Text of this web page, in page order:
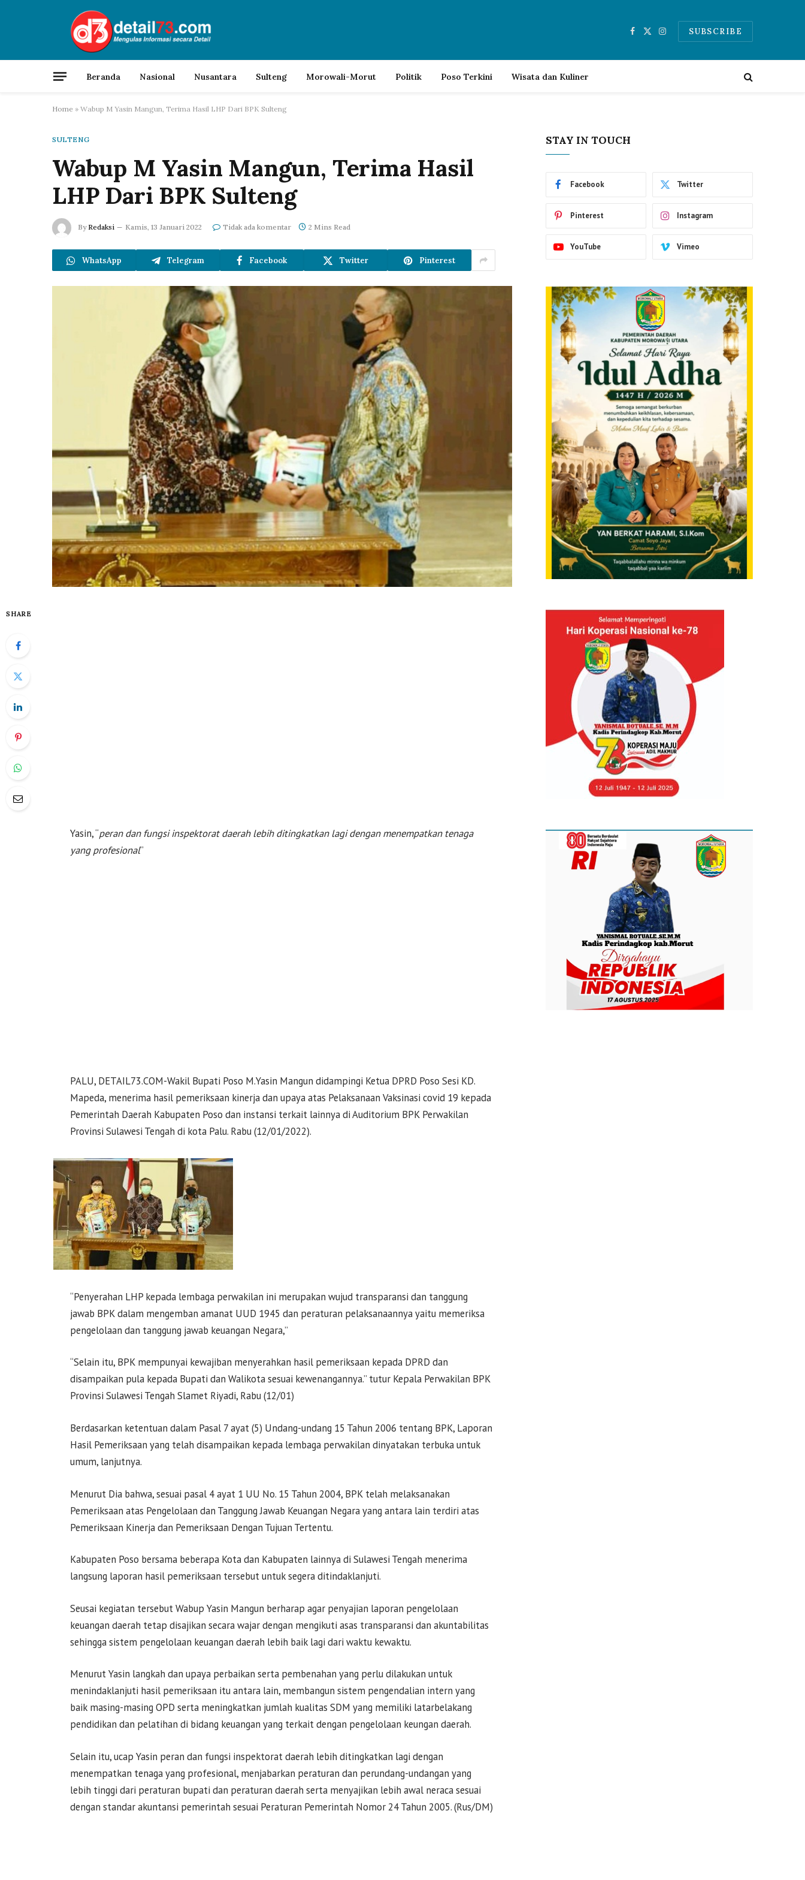
Facebook
X
InstagramSUBSCRIBE
Beranda Nasional Nusantara Sulteng Morowali-Morut Politik Poso Terkini Wisata dan Kuliner
Home » Wabup M Yasin Mangun, Terima Hasil LHP Dari BPK Sulteng
SULTENG
Wabup M Yasin Mangun, Terima Hasil
LHP Dari BPK Sulteng
By Redaksi Kamis, 13 Januari 2022 Tidak ada komentar 2 Mins Read
WhatsApp Telegram Facebook Twitter Pinterest
SHARE
Yasin, “peran dan fungsi inspektorat daerah lebih ditingkatkan lagi dengan menempatkan tenaga
yang profesional”
PALU, DETAIL73.COM-Wakil Bupati Poso M.Yasin Mangun didampingi Ketua DPRD Poso Sesi KD.
Mapeda, menerima hasil pemeriksaan kinerja dan upaya atas Pelaksanaan Vaksinasi covid 19 kepada
Pemerintah Daerah Kabupaten Poso dan instansi terkait lainnya di Auditorium BPK Perwakilan
Provinsi Sulawesi Tengah di kota Palu. Rabu (12/01/2022).
“Penyerahan LHP kepada lembaga perwakilan ini merupakan wujud transparansi dan tanggung
jawab BPK dalam mengemban amanat UUD 1945 dan peraturan pelaksanaannya yaitu memeriksa
pengelolaan dan tanggung jawab keuangan Negara,”
“Selain itu, BPK mempunyai kewajiban menyerahkan hasil pemeriksaan kepada DPRD dan
disampaikan pula kepada Bupati dan Walikota sesuai kewenangannya.” tutur Kepala Perwakilan BPK
Provinsi Sulawesi Tengah Slamet Riyadi, Rabu (12/01)
Berdasarkan ketentuan dalam Pasal 7 ayat (5) Undang-undang 15 Tahun 2006 tentang BPK, Laporan
Hasil Pemeriksaan yang telah disampaikan kepada lembaga perwakilan dinyatakan terbuka untuk
umum, lanjutnya.
Menurut Dia bahwa, sesuai pasal 4 ayat 1 UU No. 15 Tahun 2004, BPK telah melaksanakan
Pemeriksaan atas Pengelolaan dan Tanggung Jawab Keuangan Negara yang antara lain terdiri atas
Pemeriksaan Kinerja dan Pemeriksaan Dengan Tujuan Tertentu.
Kabupaten Poso bersama beberapa Kota dan Kabupaten lainnya di Sulawesi Tengah menerima
langsung laporan hasil pemeriksaan tersebut untuk segera ditindaklanjuti.
Seusai kegiatan tersebut Wabup Yasin Mangun berharap agar penyajian laporan pengelolaan
keuangan daerah tetap disajikan secara wajar dengan mengikuti asas transparansi dan akuntabilitas
sehingga sistem pengelolaan keuangan daerah lebih baik lagi dari waktu kewaktu.
Menurut Yasin langkah dan upaya perbaikan serta pembenahan yang perlu dilakukan untuk
menindaklanjuti hasil pemeriksaan itu antara lain, membangun sistem pengendalian intern yang
baik masing-masing OPD serta meningkatkan jumlah kualitas SDM yang memiliki latarbelakang
pendidikan dan pelatihan di bidang keuangan yang terkait dengan pengelolaan keungan daerah.
Selain itu, ucap Yasin peran dan fungsi inspektorat daerah lebih ditingkatkan lagi dengan
menempatkan tenaga yang profesional, menjabarkan peraturan dan perundang-undangan yang
lebih tinggi dari peraturan bupati dan peraturan daerah serta menyajikan lebih awal neraca sesuai
dengan standar akuntansi pemerintah sesuai Peraturan Pemerintah Nomor 24 Tahun 2005. (Rus/DM)
STAY IN TOUCH
Facebook Twitter
Pinterest Instagram
YouTube Vimeo